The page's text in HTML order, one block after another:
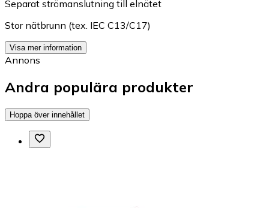
Separat strömanslutning till elnätet
Stor nätbrunn (tex. IEC C13/C17)
Visa mer information
Annons
Andra populära produkter
Hoppa över innehållet